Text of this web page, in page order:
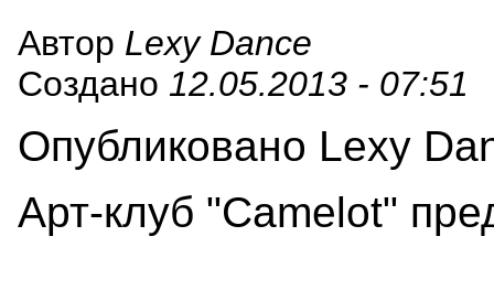
Автор Lexy Dance
Создано 12.05.2013 - 07:51
Опубликовано Lexy
Арт-клуб "Camelot"